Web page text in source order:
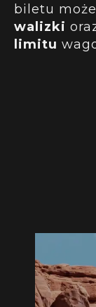
biletu
walizki
limitu